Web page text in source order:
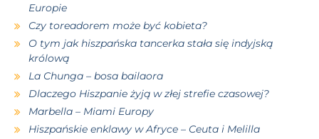
Europie
Czy toreadorem może być kobieta?
O tym jak hiszpańska tancerka stała się indyjską
królową
La Chunga – bosa bailaora
Dlaczego Hiszpanie żyją w złej strefie czasowej?
Marbella – Miami Europy
Hiszpańskie enklawy w Afryce – Ceuta i Melilla